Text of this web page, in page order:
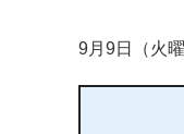
9月9日（火